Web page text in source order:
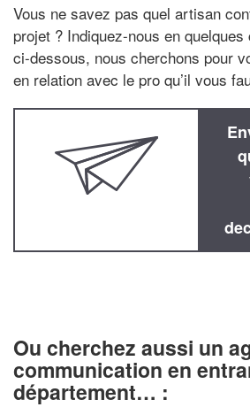
Vous ne savez pas quel artisan
projet ? Indiquez-nous en
ci-dessous, nous cherchons pour
en relation avec le pro qu’il vous
Ou cherchez aussi un
communication en
département… :